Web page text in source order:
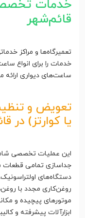
خدمات
قائم‌شهر
تعمیرگاه‌ها و مراکز
خدمات را برای انواع
ساعت‌های دیواری
تعویض و
یا کوارتز) در
جداسازی تمامی
دستگاه‌های
روغن‌کاری مجدد با
موتورهای پیچیده و
ابزارآلات پیشرفته و